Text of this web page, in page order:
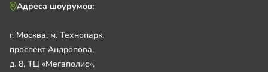
Адреса шоурумов:
г. Москва, м. Технопарк,
проспект Андропова,
д. 8, ТЦ «Мегаполис»,